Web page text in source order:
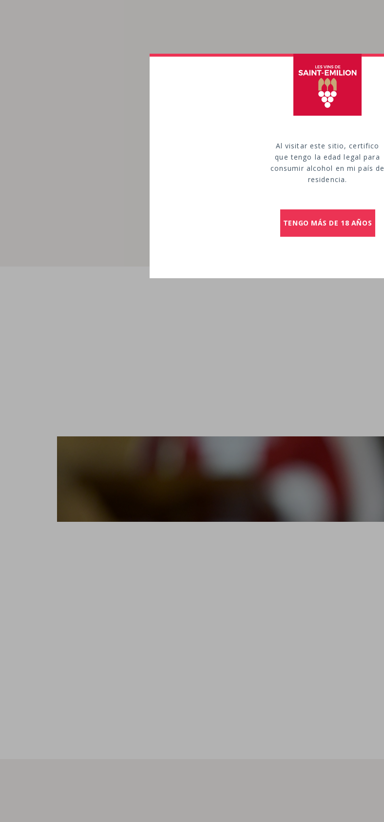
Al visitar este sitio, certifico
que tengo la edad legal para
consumir alcohol en mi país de
residencia.
TENGO MÁS DE 18 AÑOS